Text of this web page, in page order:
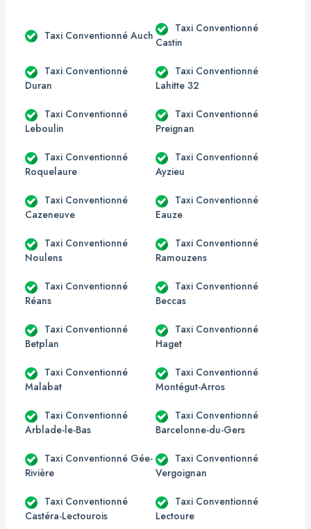
Taxi Conventionné Auch
Taxi Conventionné
Castin
Taxi Conventionné
Duran
Taxi Conventionné
Lahitte 32
Taxi Conventionné
Leboulin
Taxi Conventionné
Preignan
Taxi Conventionné
Roquelaure
Taxi Conventionné
Ayzieu
Taxi Conventionné
Cazeneuve
Taxi Conventionné
Eauze
Taxi Conventionné
Noulens
Taxi Conventionné
Ramouzens
Taxi Conventionné
Réans
Taxi Conventionné
Beccas
Taxi Conventionné
Betplan
Taxi Conventionné
Haget
Taxi Conventionné
Malabat
Taxi Conventionné
Montégut-Arros
Taxi Conventionné
Arblade-le-Bas
Taxi Conventionné
Barcelonne-du-Gers
Taxi Conventionné Gée-
Rivière
Taxi Conventionné
Vergoignan
Taxi Conventionné
Castéra-Lectourois
Taxi Conventionné
Lectoure